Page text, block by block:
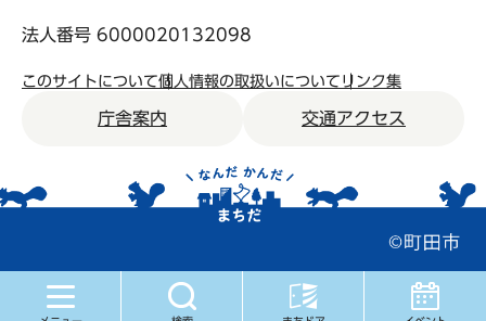
法人番号 6000020132098
このサイトについて個人情報の取扱いについて リンク集
庁舎案内 交通アクセス